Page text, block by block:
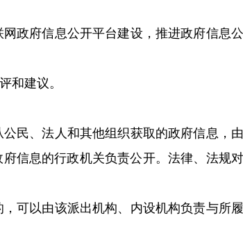
政府信息公开平台建设，推进政府信息
和建议。
民、法人和其他组织获取的政府信息，
信息的行政机关负责公开。法律、法规
可以由该派出机构、内设机构负责与所